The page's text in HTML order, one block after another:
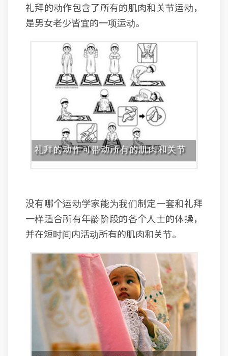
礼拜的动作包含了所有的肌肉和关节运动，
是男女老少皆宜的一项运动。
没有哪个运动学家能为我们制定一套和礼拜
一样适合所有年龄阶段的各个人士的体操，
并在短时间内活动所有的肌肉和关节。